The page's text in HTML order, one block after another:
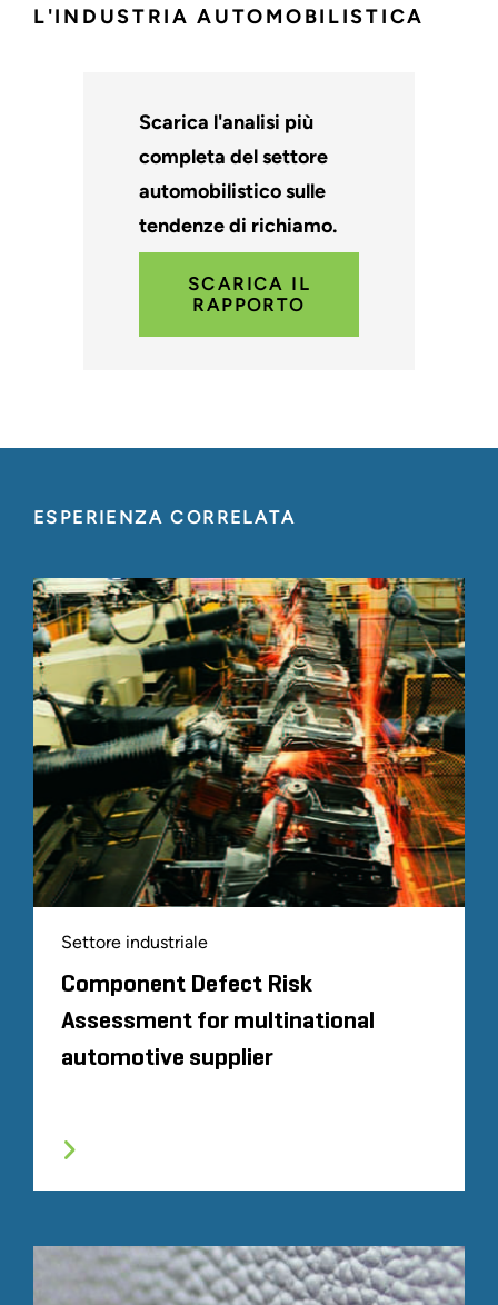
L'INDUSTRIA AUTOMOBILISTICA
Scarica l'analisi più
completa del settore
automobilistico sulle
tendenze di richiamo.
SCARICA IL
RAPPORTO
ESPERIENZA CORRELATA
Settore industriale
Component Defect Risk
Assessment for multinational
automotive supplier